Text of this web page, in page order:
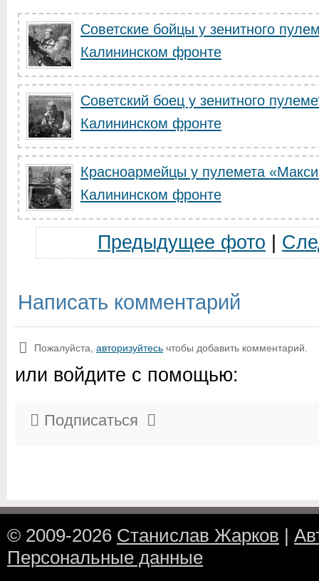
Советские бойцы у зенитного
Калининском фронте
Советский боец у зенитного
Калининском фронте
Красноармейцы у пулемета
Калининском фронте
Предыдущее фото
Написать комментарий
Пожалуйста, авторизуйтесь чтобы добавить комментарий.
или войдите с помощью:
Подписаться
© 2009-2026 Станислав Жарков |
Персональные данные